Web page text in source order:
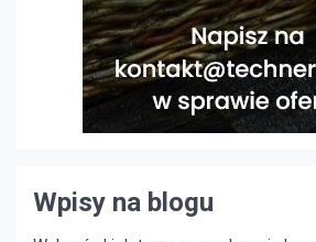
Wpisy na blogu